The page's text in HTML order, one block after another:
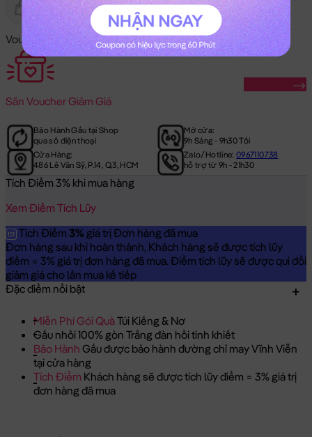
Gửi Tặng Hết Hàng
Voucher Mã Khuyến Mãi:
Săn Voucher Giảm Giá
Bảo Hành Gấu tại Shop
qua số điện thoại
Mở cửa:
9h Sáng - 9h30 Tối
Cửa Hàng:
486 Lê Văn Sỹ, P.14, Q.3, HCM
Zalo/Hotline:0967110738
hỗ trợ từ 9h - 21h30
Tích Điểm 3% khi mua hàng
Xem Điểm Tích Lũy
Tích Điểm 3% giá trị Đơn hàng đã mua
Đơn hàng sau khi hoàn thành, Khách hàng sẽ được tích lũy
điểm = 3% giá trị đơn hàng đã mua. Điểm tích lũy sẽ được qui đổi
giảm giá cho lần mua kế tiếp
Đặc điểm nổi bật
Miễn Phí Gói QuàTúi Kiếng & Nơ
Gấu nhồi 100% gòn Trắng đàn hồi tinh khiết
Bảo Hành Gấu được bảo hành đường chỉ may Vĩnh Viễn
tại cửa hàng
Tích Điểm Khách hàng sẽ được tích lũy điểm = 3% giá trị
đơn hàng đã mua